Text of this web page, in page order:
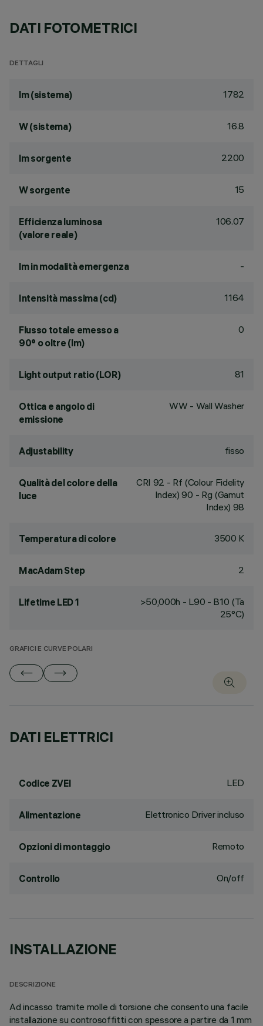
DATI FOTOMETRICI
DETTAGLI
lm (sistema) 1782
W (sistema) 16.8
lm sorgente 2200
W sorgente 15
Efficienza luminosa
(valore reale)
106.07
lm in modalità emergenza -
Intensità massima (cd) 1164
Flusso totale emesso a
90° o oltre (lm)
0
Light output ratio (LOR) 81
Ottica e angolo di
emissione
WW - Wall Washer
Adjustability fisso
Qualità del colore della
luce
CRI 92 - Rf (Colour Fidelity
Index) 90 - Rg (Gamut
Index) 98
Temperatura di colore 3500 K
MacAdam Step 2
Lifetime LED 1
>50,000h - L90 - B10 (Ta
25°C)
GRAFICI E CURVE POLARI
DATI ELETTRICI
Codice ZVEI LED
Alimentazione Elettronico Driver incluso
Opzioni di montaggio Remoto
Controllo On/off
INSTALLAZIONE
DESCRIZIONE
Ad incasso tramite molle di torsione che consento una facile
installazione su controsoffitti con spessore a partire da 1 mm